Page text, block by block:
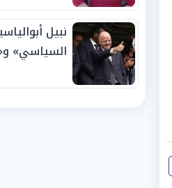
الجوائز منذ
نبيل
السياسي»
الفيفا»..